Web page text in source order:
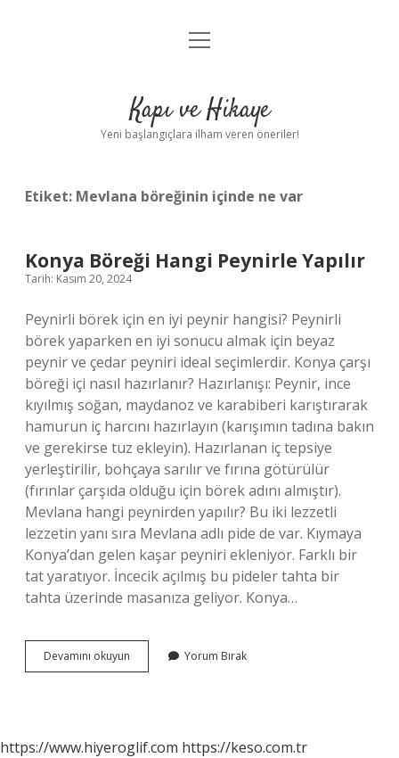
Anasayfa
Yasal Uyarı
menüyü
Kapı ve Hikaye
Yeni başlangıçlara ilham veren öneriler!
Etiket: Mevlana böreğinin içinde ne var
Konya Böreği Hangi Peynirle Yapılır
Tarih: Kasım 20, 2024
Peynirli börek için en iyi peynir hangisi? Peynirli
börek yaparken en iyi sonucu almak için beyaz
peynir ve çedar peyniri ideal seçimlerdir. Konya çarşı
böreği içi nasıl hazırlanır? Hazırlanışı: Peynir, ince
kıyılmış soğan, maydanoz ve karabiberi karıştırarak
hamurun iç harcını hazırlayın (karışımın tadına bakın
ve gerekirse tuz ekleyin). Hazırlanan iç tepsiye
yerleştirilir, bohçaya sarılır ve fırına götürülür
(fırınlar çarşıda olduğu için börek adını almıştır).
Mevlana hangi peynirden yapılır? Bu iki lezzetli
lezzetin yanı sıra Mevlana adlı pide de var. Kıymaya
Konya’dan gelen kaşar peyniri ekleniyor. Farklı bir
tat yaratıyor. İncecik açılmış bu pideler tahta bir
tahta üzerinde masanıza geliyor. Konya…
Devamını okuyun
Böreği
Yorum Bırak
https://www.hiyeroglif.com https://keso.com.tr